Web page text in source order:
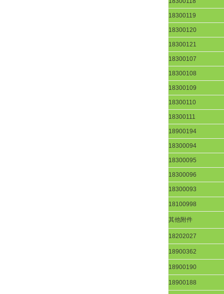
18300119
18300120
18300121
18300107
18300108
18300109
18300110
18300111
18900194
18300094
18300095
18300096
18300093
18100998
其他附件
18202027
18900362
18900190
18900188